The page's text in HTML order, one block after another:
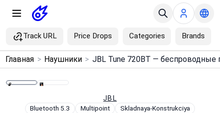
Track URL Price Drops Categories Brands
Menu ×
Главная > Наушники >
JBL
Bluetooth 5.3 Multipoint
Skladnaya-Konstrukciya